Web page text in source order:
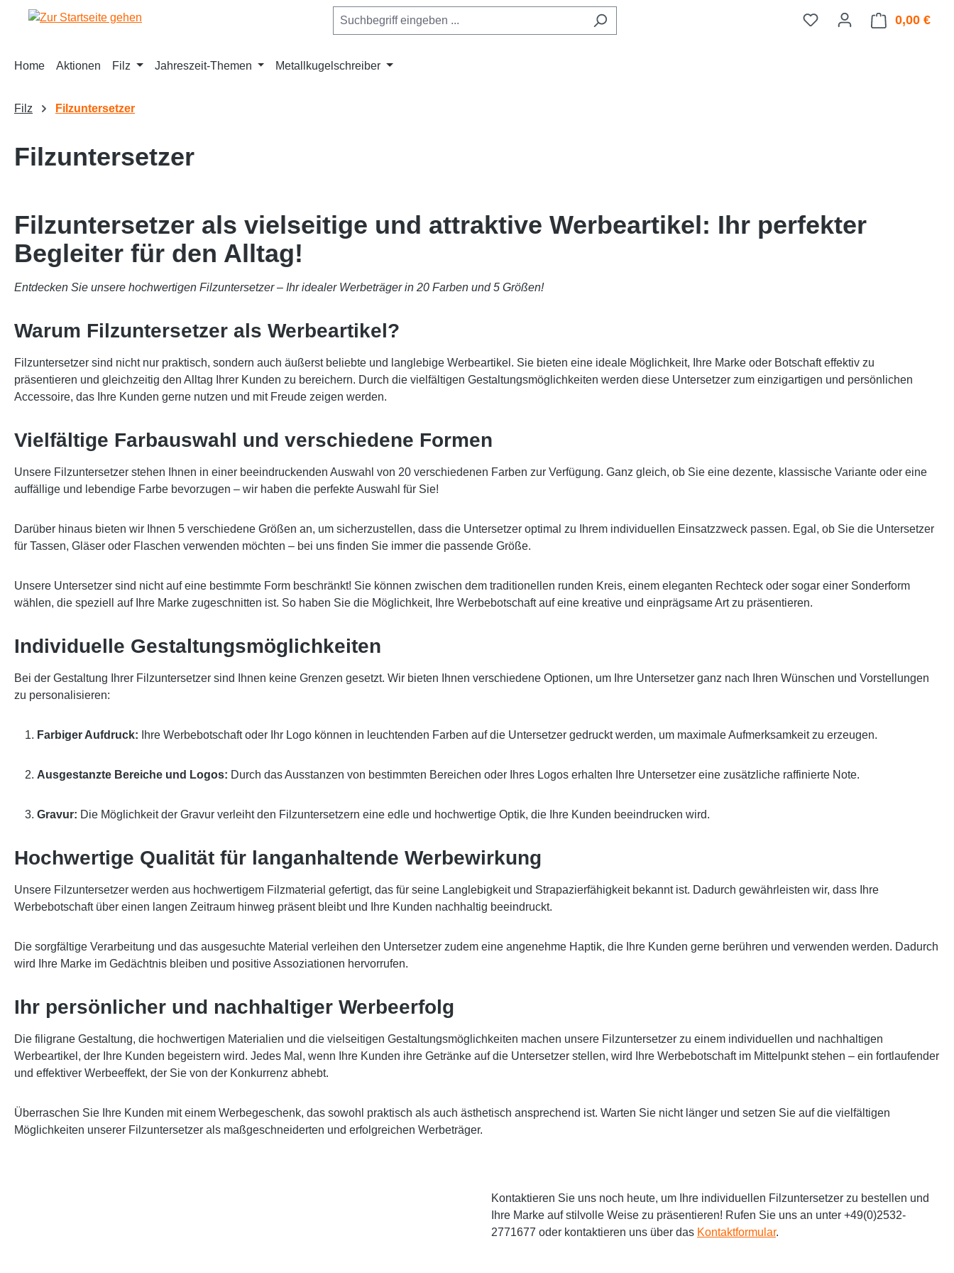
Zur Hauptnavigation springen 0,00 €
Home Aktionen Filz Jahreszeit-Themen Metallkugelschreiber
Filz Filzuntersetzer
Filzuntersetzer
Filzuntersetzer als vielseitige und attraktive Werbeartikel: Ihr perfekter
Begleiter für den Alltag!
Entdecken Sie unsere hochwertigen Filzuntersetzer – Ihr idealer Werbeträger in 20 Farben und 5 Größen!
Warum Filzuntersetzer als Werbeartikel?
Filzuntersetzer sind nicht nur praktisch, sondern auch äußerst beliebte und langlebige Werbeartikel. Sie bieten eine ideale Möglichkeit, Ihre Marke oder Botschaft effektiv zu
präsentieren und gleichzeitig den Alltag Ihrer Kunden zu bereichern. Durch die vielfältigen Gestaltungsmöglichkeiten werden diese Untersetzer zum einzigartigen und persönlichen
Accessoire, das Ihre Kunden gerne nutzen und mit Freude zeigen werden.
Vielfältige Farbauswahl und verschiedene Formen
Unsere Filzuntersetzer stehen Ihnen in einer beeindruckenden Auswahl von 20 verschiedenen Farben zur Verfügung. Ganz gleich, ob Sie eine dezente, klassische Variante oder eine
auffällige und lebendige Farbe bevorzugen – wir haben die perfekte Auswahl für Sie!
Darüber hinaus bieten wir Ihnen 5 verschiedene Größen an, um sicherzustellen, dass die Untersetzer optimal zu Ihrem individuellen Einsatzzweck passen. Egal, ob Sie die Untersetzer
für Tassen, Gläser oder Flaschen verwenden möchten – bei uns finden Sie immer die passende Größe.
Unsere Untersetzer sind nicht auf eine bestimmte Form beschränkt! Sie können zwischen dem traditionellen runden Kreis, einem eleganten Rechteck oder sogar einer Sonderform
wählen, die speziell auf Ihre Marke zugeschnitten ist. So haben Sie die Möglichkeit, Ihre Werbebotschaft auf eine kreative und einprägsame Art zu präsentieren.
Individuelle Gestaltungsmöglichkeiten
Bei der Gestaltung Ihrer Filzuntersetzer sind Ihnen keine Grenzen gesetzt. Wir bieten Ihnen verschiedene Optionen, um Ihre Untersetzer ganz nach Ihren Wünschen und Vorstellungen
zu personalisieren:
Farbiger Aufdruck: Ihre Werbebotschaft oder Ihr Logo können in leuchtenden Farben auf die Untersetzer gedruckt werden, um maximale Aufmerksamkeit zu erzeugen.
Ausgestanzte Bereiche und Logos: Durch das Ausstanzen von bestimmten Bereichen oder Ihres Logos erhalten Ihre Untersetzer eine zusätzliche raffinierte Note.
Gravur: Die Möglichkeit der Gravur verleiht den Filzuntersetzern eine edle und hochwertige Optik, die Ihre Kunden beeindrucken wird.
Hochwertige Qualität für langanhaltende Werbewirkung
Unsere Filzuntersetzer werden aus hochwertigem Filzmaterial gefertigt, das für seine Langlebigkeit und Strapazierfähigkeit bekannt ist. Dadurch gewährleisten wir, dass Ihre
Werbebotschaft über einen langen Zeitraum hinweg präsent bleibt und Ihre Kunden nachhaltig beeindruckt.
Die sorgfältige Verarbeitung und das ausgesuchte Material verleihen den Untersetzer zudem eine angenehme Haptik, die Ihre Kunden gerne berühren und verwenden werden. Dadurch
wird Ihre Marke im Gedächtnis bleiben und positive Assoziationen hervorrufen.
Ihr persönlicher und nachhaltiger Werbeerfolg
Die filigrane Gestaltung, die hochwertigen Materialien und die vielseitigen Gestaltungsmöglichkeiten machen unsere Filzuntersetzer zu einem individuellen und nachhaltigen
Werbeartikel, der Ihre Kunden begeistern wird. Jedes Mal, wenn Ihre Kunden ihre Getränke auf die Untersetzer stellen, wird Ihre Werbebotschaft im Mittelpunkt stehen – ein fortlaufender
und effektiver Werbeeffekt, der Sie von der Konkurrenz abhebt.
Überraschen Sie Ihre Kunden mit einem Werbegeschenk, das sowohl praktisch als auch ästhetisch ansprechend ist. Warten Sie nicht länger und setzen Sie auf die vielfältigen
Möglichkeiten unserer Filzuntersetzer als maßgeschneiderten und erfolgreichen Werbeträger.
Kontaktieren Sie uns noch heute, um Ihre individuellen Filzuntersetzer zu bestellen und
Ihre Marke auf stilvolle Weise zu präsentieren! Rufen Sie uns an unter +49(0)2532-
2771677 oder kontaktieren uns über das Kontaktformular.